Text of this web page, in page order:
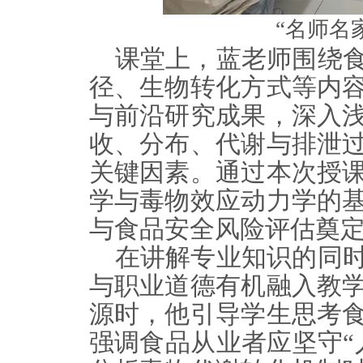
“名师名
课堂上，蓝老师围绕
径、生物转化方式等内
与前沿研究成果，深入
收、分布、代谢与排泄
关键因素。通过本次授
学与毒物效应动力学的
与食品安全风险评估奠
在讲解专业知识的同
与职业道德有机融入教
源时，他引导学生思考
强调食品从业者应坚守